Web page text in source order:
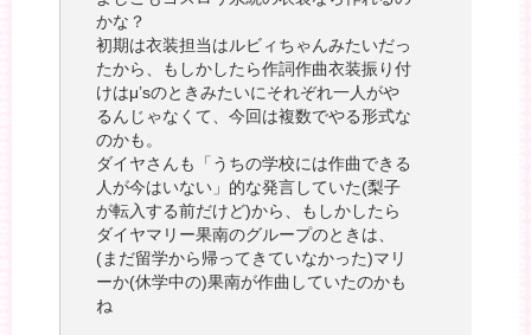
かな？
初期は衣装担当はルビィちゃんみたいだっ
たから、もしかしたら作詞作曲衣装振り付
けはμ’sのときみたいにそれぞれ一人がや
るんじゃなくて、今回は複数でやる形式な
のかも。
ダイヤさんも「うちの学校には作曲できる
人が今はいない」的な発言していた(梨子
が転入する前だけど)から、もしかしたら
ダイヤマリー果南のグループのときは、
(まだ留学から帰ってきていなかった)マリ
ーか(休学中の)果南が作曲していたのかも
ね